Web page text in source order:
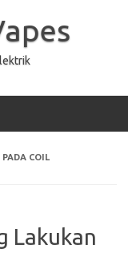
COIL
Lakukan